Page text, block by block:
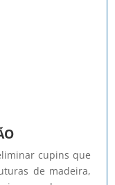
cupins que
de madeira,